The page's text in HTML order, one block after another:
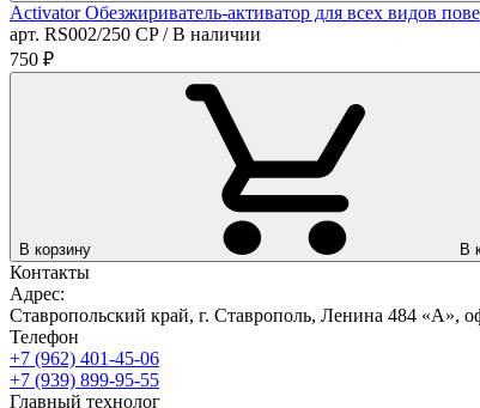
Activator Обезжириватель-активатор для всех видов
арт. RS002/250 CP / В наличии
750 ₽
В корзину В
Контакты
Адрес:
Ставропольский край, г. Ставрополь, Ленина 484 «А»,
Телефон
+7 (962) 401-45-06
+7 (939) 899-95-55
Главный технолог